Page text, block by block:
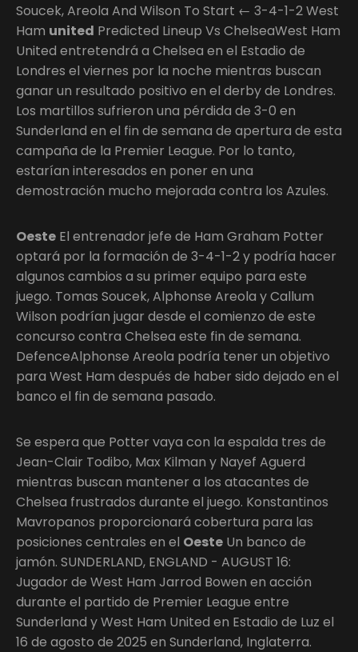
Soucek, Areola And Wilson To Start ← 3-4-1-2 West
Ham united Predicted Lineup Vs ChelseaWest Ham
United entretendrá a Chelsea en el Estadio de
Londres el viernes por la noche mientras buscan
ganar un resultado positivo en el derby de Londres.
Los martillos sufrieron una pérdida de 3-0 en
Sunderland en el fin de semana de apertura de esta
campaña de la Premier League. Por lo tanto,
estarían interesados en poner en una
demostración mucho mejorada contra los Azules.
Oeste El entrenador jefe de Ham Graham Potter
optará por la formación de 3-4-1-2 y podría hacer
algunos cambios a su primer equipo para este
juego. Tomas Soucek, Alphonse Areola y Callum
Wilson podrían jugar desde el comienzo de este
concurso contra Chelsea este fin de semana.
DefenceAlphonse Areola podría tener un objetivo
para West Ham después de haber sido dejado en el
banco el fin de semana pasado.
Se espera que Potter vaya con la espalda tres de
Jean-Clair Todibo, Max Kilman y Nayef Aguerd
mientras buscan mantener a los atacantes de
Chelsea frustrados durante el juego. Konstantinos
Mavropanos proporcionará cobertura para las
posiciones centrales en el Oeste Un banco de
jamón. SUNDERLAND, ENGLAND - AUGUST 16:
Jugador de West Ham Jarrod Bowen en acción
durante el partido de Premier League entre
Sunderland y West Ham United en Estadio de Luz el
16 de agosto de 2025 en Sunderland, Inglaterra.